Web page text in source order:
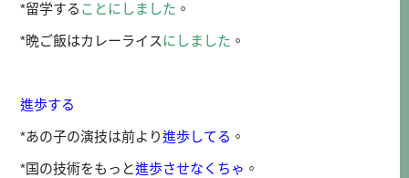
*留学する ことにしました 。
*晩ご飯はカレーライスにしました 。
進歩する
*あの子の演技は前より進歩してる 。
*国の技術をもっと進歩させなくちゃ 。